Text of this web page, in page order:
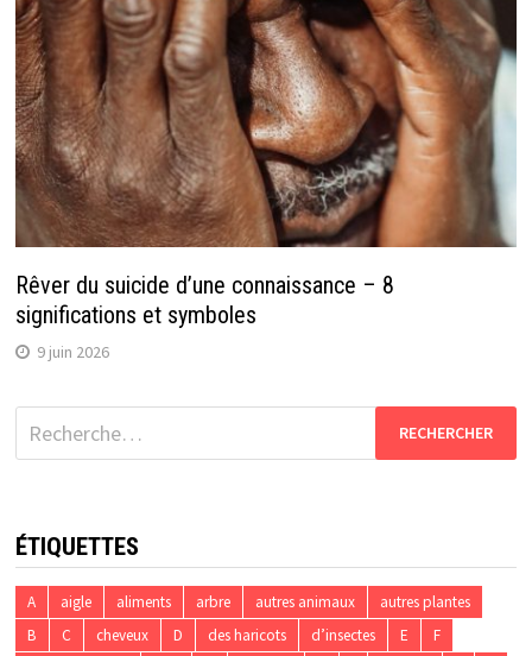
Rêver du suicide d’une connaissance – 8
significations et symboles
9 juin 2026
Rechercher :
ÉTIQUETTES
A aigle aliments arbre autres animaux
autres plantes
B
C cheveux D des haricots d’insectes E
F